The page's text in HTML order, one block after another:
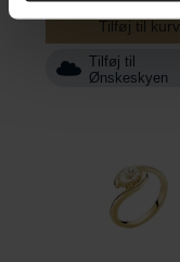
Tilføj til kurv
Tilføj til
Ønskeskyen